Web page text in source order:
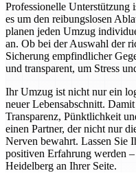
Professionelle Unterstützung
es um den reibungslosen
planen jeden Umzug
an. Ob bei der Auswahl der
Sicherung empfindlicher
und transparent, um Stress
Ihr Umzug ist nicht nur ein
neuer Lebensabschnitt.
Transparenz, Pünktlichkeit
einen Partner, der nicht nur
Nerven bewahrt. Lassen Sie
positiven Erfahrung werden
Heidelberg an Ihrer Seite.